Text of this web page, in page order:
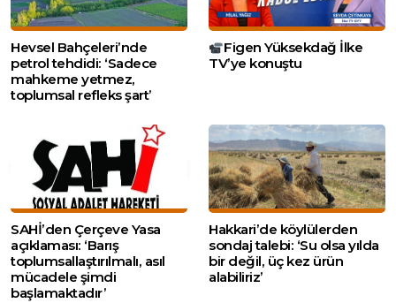
Hevsel Bahçeleri’nde
petrol tehdidi: ‘Sadece
mahkeme yetmez,
toplumsal refleks şart’
Figen Yüksekdağ İlke
TV’ye konuştu
SAHİ’den Çerçeve Yasa
açıklaması: ‘Barış
toplumsallaştırılmalı, asıl
mücadele şimdi
başlamaktadır’
Hakkari’de köylülerden
sondaj talebi: ‘Su olsa yılda
bir değil, üç kez ürün
alabiliriz’